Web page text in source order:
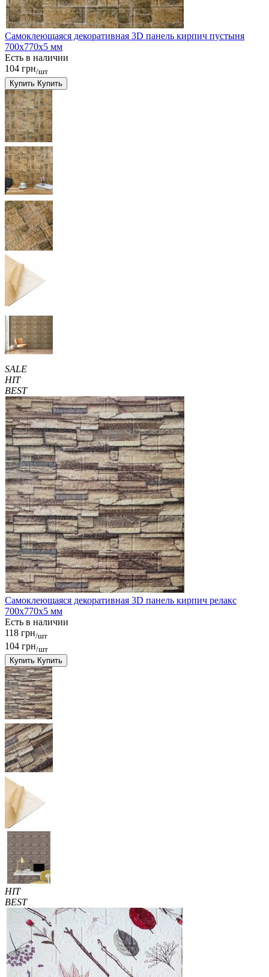
Самоклеющаяся декоративная 3D панель кирпич пустыня
700x770x5 мм
Есть в наличии
104 грн/шт
Купить Купить
SALE
HIT
BEST
Самоклеющаяся декоративная 3D панель кирпич релакс
700x770x5 мм
Есть в наличии
118 грн/шт
104 грн/шт
Купить Купить
HIT
BEST